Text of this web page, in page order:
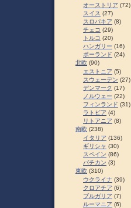
オーストリア (72)
スイス (27)
スロパキア (8)
チェコ (29)
トルコ (20)
ハンガリー (16)
ポーランド (24)
北欧 (90)
エストニア (5)
スウェーデン (27)
デンマーク (17)
ノルウェー (22)
フィンランド (31)
ラトビア (4)
リトアニア (8)
南欧 (238)
イタリア (136)
ギリシャ (30)
スペイン (86)
バチカン (3)
東欧 (310)
ウクライナ (39)
クロアチア (6)
ブルガリア (7)
ルーマニア (6)